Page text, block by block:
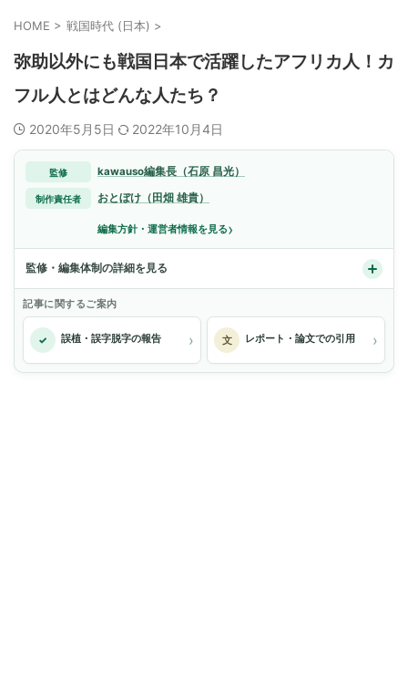
HOME > 戦国時代 (日本) >
弥助以外にも戦国日本で活躍したアフリカ人！カ
フル人とはどんな人たち？
2020年5月5日 2022年10月4日
監修 kawauso編集長（石原 昌光）
制作責任者 おとぼけ（田畑 雄貴）
編集方針・運営者情報を見る›
監修・編集体制の詳細を見る
記事に関するご案内
✓ 誤植・誤字脱字の報告 › 文 レポート・論文での引用 ›